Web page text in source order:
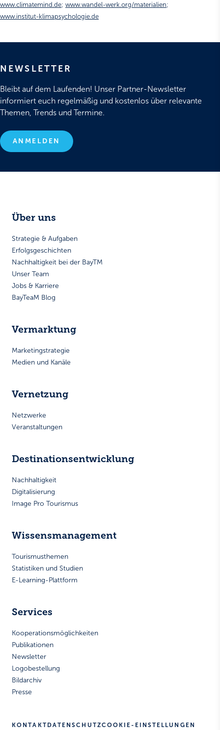
www.climatemind.de; www.wandel-werk.org/materialien;
www.institut-klimapsychologie.de
NEWSLETTER
Bleibt auf dem Laufenden! Unser Partner-Newsletter
informiert euch regelmäßig und kostenlos über relevante
Themen, Trends und Termine.
ANMELDEN
Über uns
Strategie & Aufgaben
Erfolgsgeschichten
Nachhaltigkeit bei der BayTM
Unser Team
Jobs & Karriere
BayTeaM Blog
Vermarktung
Marketingstrategie
Medien und Kanäle
Vernetzung
Netzwerke
Veranstaltungen
Destinationsentwicklung
Nachhaltigkeit
Digitalisierung
Image Pro Tourismus
Wissensmanagement
Tourismusthemen
Statistiken und Studien
E-Learning-Plattform
Services
Kooperationsmöglichkeiten
Publikationen
Newsletter
Logobestellung
Bildarchiv
Presse
KONTAKTDATENSCHUTZCOOKIE-EINSTELLUNGEN